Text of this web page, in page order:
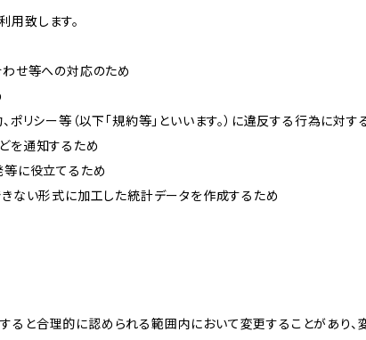
用致します。
わせ等への対応のため
ポリシー等（以下「規約等」といいます。）に違反する行為に対
を通知するため
等に役立てるため
きない形式に加工した統計データを作成するため
ると合理的に認められる範囲内において変更することがあり